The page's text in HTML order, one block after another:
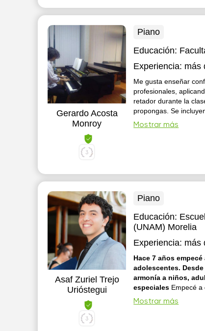
Gerardo Acosta
Monroy
Piano
Educación:
Experiencia: más
Me gusta enseñar
profesionales,
retador durante la
propongas. Se
interpretar con
armonía que son los
Mostrar más
Asaf Zuriel Trejo
Urióstegui
Piano
Educación:
(UNAM) Morelia
Experiencia: más
Hace 7 años
adolescentes.
armonía a niños,
especiales Empecé a
Cursé por cuatro años
Nacional de Música,
Mostrar más